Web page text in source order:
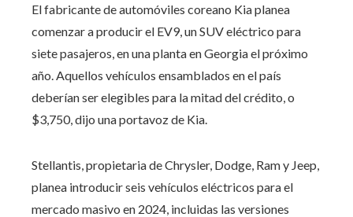
El fabricante de automóviles coreano Kia planea
comenzar a producir el EV9, un SUV eléctrico para
siete pasajeros, en una planta en Georgia el próximo
año. Aquellos vehículos ensamblados en el país
deberían ser elegibles para la mitad del crédito, o
$3,750, dijo una portavoz de Kia.
Stellantis, propietaria de Chrysler, Dodge, Ram y Jeep,
planea introducir seis vehículos eléctricos para el
mercado masivo en 2024, incluidas las versiones